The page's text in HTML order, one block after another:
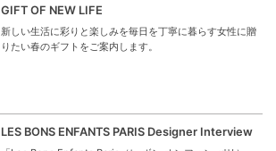
GIFT OF NEW LIFE
新しい生活に彩りと楽しみを毎日を丁寧に暮らす女性に贈
りたい春のギフトをご案内します。
LES BONS ENFANTS PARIS Designer Interview